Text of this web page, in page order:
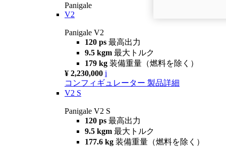
Panigale
V2
Panigale V2
120 ps 最高出力
9.5 kgm 最大トルク
179 kg 装備重量（燃料を除く）
¥ 2,230,000 i
コンフィギュレーター 製品詳細
V2 S
Panigale V2 S
120 ps 最高出力
9.5 kgm 最大トルク
177.6 kg 装備重量（燃料を除く）